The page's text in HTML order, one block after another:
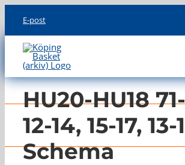
content
E-post
KLUBBEN
LAG
INFO
HU20-HU18
12-14, 15-17,
Schema